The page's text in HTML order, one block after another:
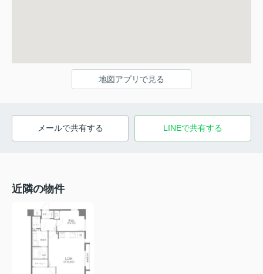
地図アプリで見る
メールで共有する LINEで共有する
近隣の物件